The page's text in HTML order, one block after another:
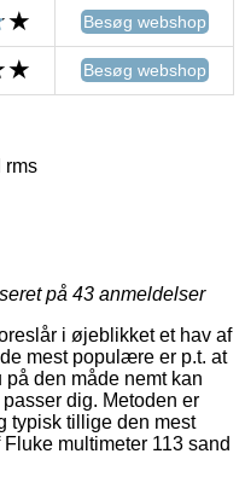
Besøg webshop
Besøg webshop
rms
på 43 anmeldelser
i øjeblikket et hav af
mest populære er p.t. at
den måde nemt kan
dig. Metoden er
typisk tillige den mest
multimeter 113 sand